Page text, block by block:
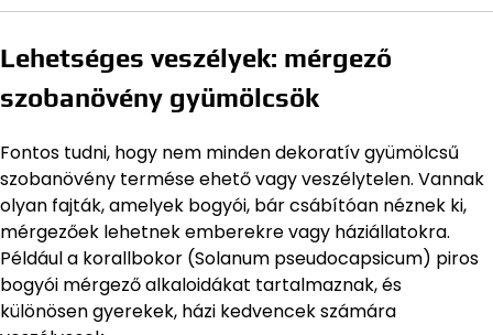
Lehetséges veszélyek: mérgező
szobanövény gyümölcsök
Fontos tudni, hogy nem minden dekoratív gyümölcsű
szobanövény termése ehető vagy veszélytelen. Vannak
olyan fajták, amelyek bogyói, bár csábítóan néznek ki,
mérgezőek lehetnek emberekre vagy háziállatokra.
Például a korallbokor (Solanum pseudocapsicum) piros
bogyói mérgező alkaloidákat tartalmaznak, és
különösen gyerekek, házi kedvencek számára